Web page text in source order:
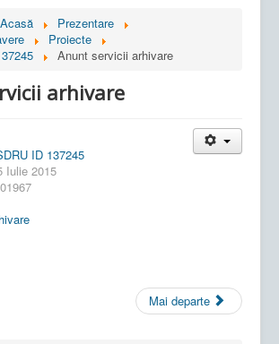
Acasă
Prezentare
Proiecte
Anunt servicii arhivare
arhivare
ID 137245
Iulie 2015
Mai departe